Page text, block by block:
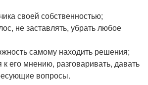
своей собственностью;
не заставлять, убрать любое
самому находить решения;
его мнению, разговаривать, давать
вопросы.